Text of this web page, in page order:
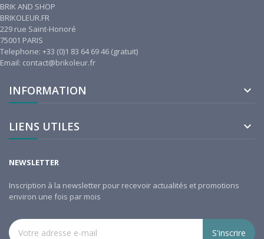
BRIK AND SHOP
BRIKOLEUR.FR
229 rue Saint-Honoré
75001 PARIS
Telephone: +33 (0)1 83 64 69 46 (gratuit)
Email: contact@brikoleur.fr
INFORMATION 
LIENS UTILES 
NEWSLETTER
Inscription à la newsletter pour recevoir actualités et promotions
environ une fois par mois
S'inscrire